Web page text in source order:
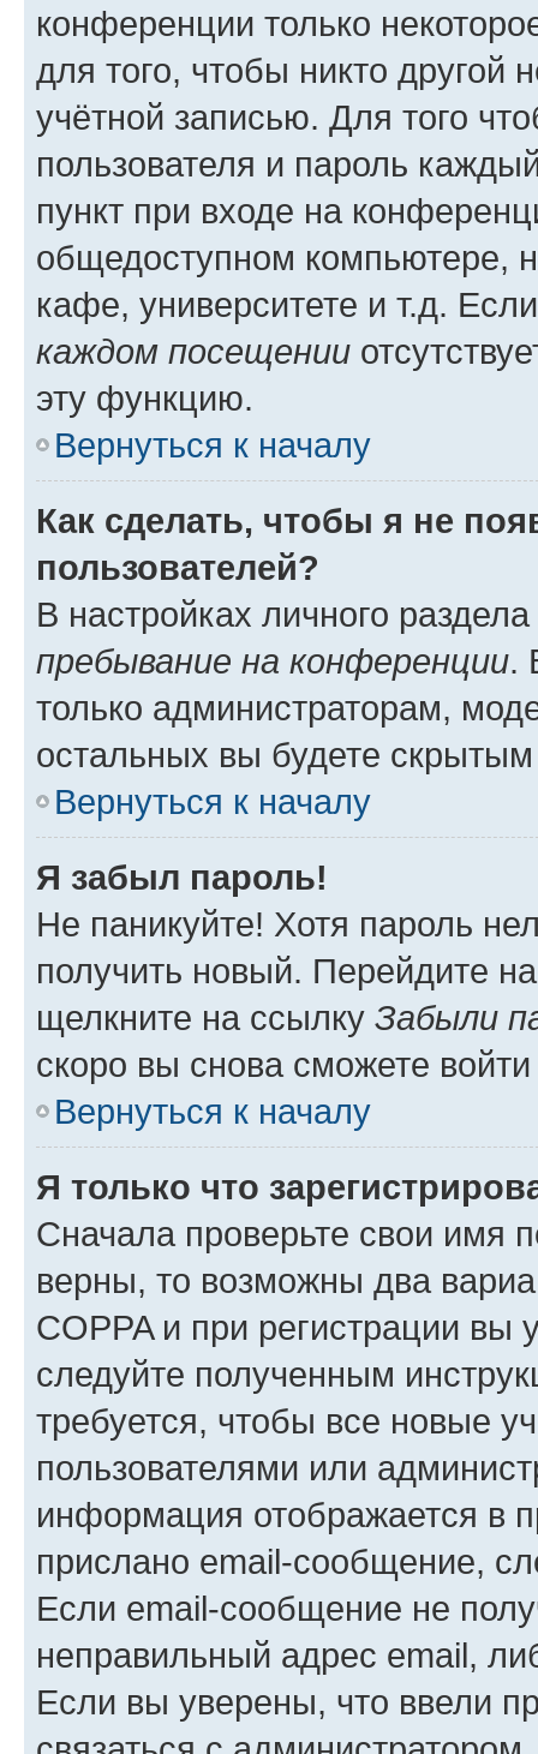
конференции только
для того, чтобы никто другой
учётной записью. Для того
пользователя и пароль
пункт при входе на
общедоступном компьютере,
кафе, университете и т.д.
каждом посещении
эту функцию.
Вернуться к началу
Как сделать, чтобы я не
пользователей?
В настройках личного
пребывание на конференции.
только администраторам,
остальных вы будете
Вернуться к началу
Я забыл пароль!
Не паникуйте! Хотя пароль
получить новый. Перейдите
щелкните на ссылку Забыли
скоро вы снова сможете
Вернуться к началу
Я только что
Сначала проверьте свои имя
верны, то возможны два
COPPA и при регистрации вы
следуйте полученным
требуется, чтобы все новые
пользователями или
информация отображается в
прислано email-сообщение,
Если email-сообщение не
неправильный адрес email,
Если вы уверены, что ввели